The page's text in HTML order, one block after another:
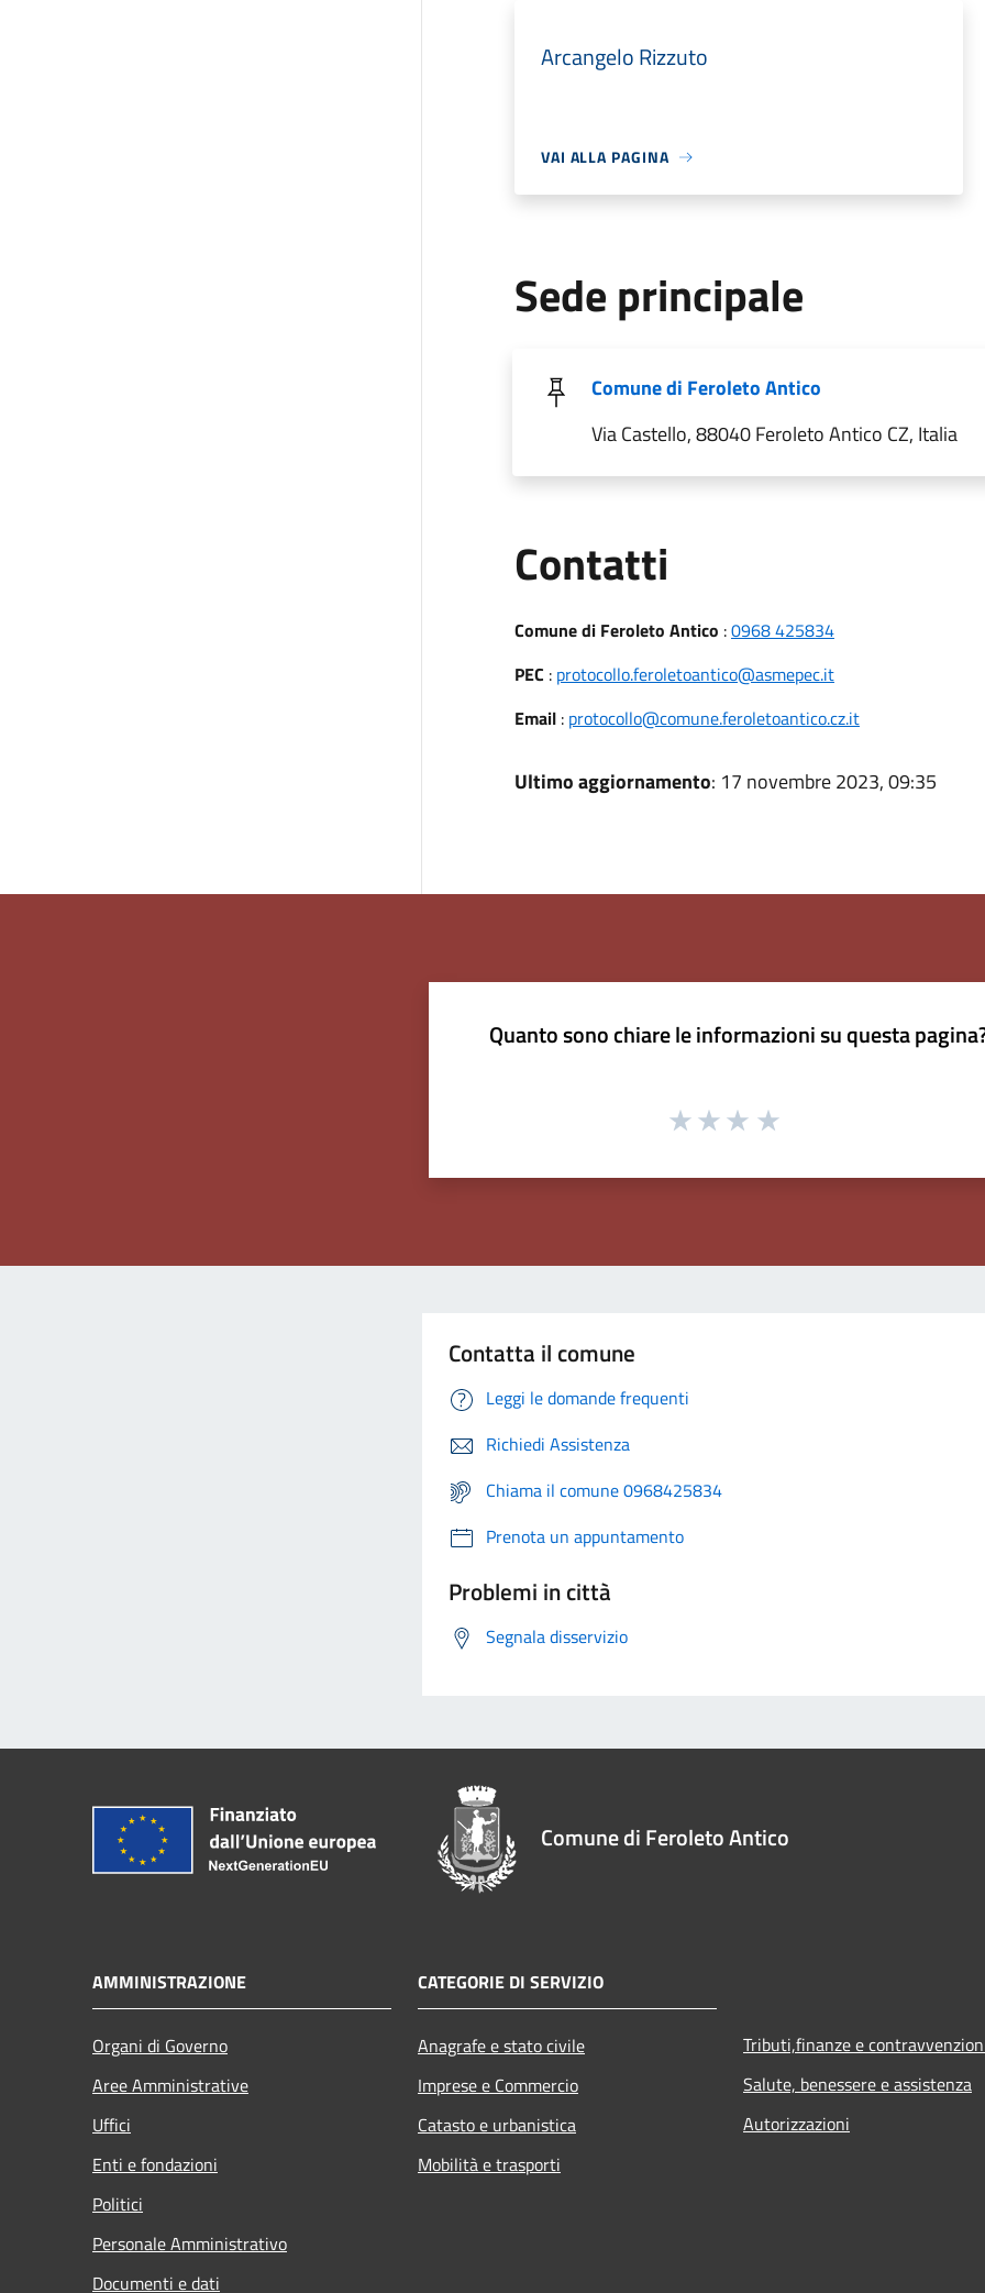
Arcangelo Rizzuto
VAI ALLA PAGINA
Sede principale
Comune di Feroleto Antico
Via Castello, 88040 Feroleto Antico CZ, Italia
Contatti
Comune di Feroleto Antico :0968 425834
PEC : protocollo.feroletoantico@asmepec.it
Email: protocollo@comune.feroletoantico.cz.it
Ultimo aggiornamento: 17 novembre 2023, 09:35
Quanto sono chiare le informazioni su questa
Contatta il comune
Leggi le domande frequenti
Richiedi Assistenza
Chiama il comune 0968425834
Prenota un appuntamento
Problemi in città
Segnala disservizio
Comune di Feroleto Antico
AMMINISTRAZIONE
Organi di Governo
Aree Amministrative
Uffici
Enti e fondazioni
Politici
Personale Amministrativo
Documenti e dati
CATEGORIE DI SERVIZIO
Anagrafe e stato civile
Imprese e Commercio
Catasto e urbanistica
Mobilità e trasporti
Tributi,finanze e
Salute, benessere e assistenza
Autorizzazioni